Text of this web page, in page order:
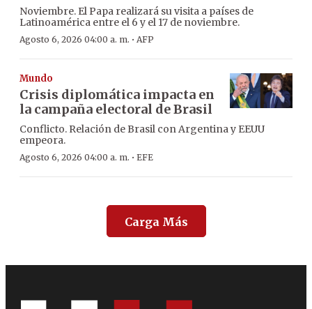
Noviembre. El Papa realizará su visita a países de
Latinoamérica entre el 6 y el 17 de noviembre.
Agosto 6, 2026 04:00 a. m. · AFP
Mundo
Crisis diplomática impacta en
la campaña electoral de Brasil
Conflicto. Relación de Brasil con Argentina y EEUU
empeora.
Agosto 6, 2026 04:00 a. m. · EFE
Carga Más